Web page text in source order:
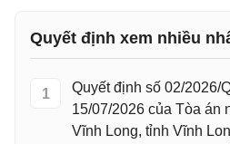
Quyết định xem nhiều
1
Quyết định số 02/2026/
15/07/2026 của Tòa án
Vĩnh Long, tỉnh Vĩnh